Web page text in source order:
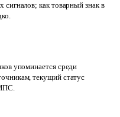
сигналов; как товарный знак в
упоминается среди
текущий статус